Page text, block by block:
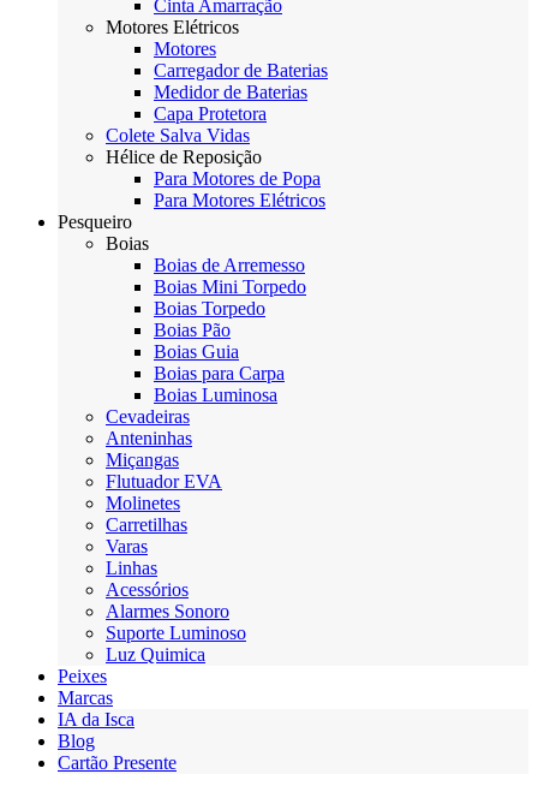
Cinta Amarração
Motores Elétricos
Motores
Carregador de Baterias
Medidor de Baterias
Capa Protetora
Colete Salva Vidas
Hélice de Reposição
Para Motores de Popa
Para Motores Elétricos
Pesqueiro
Boias
Boias de Arremesso
Boias Mini Torpedo
Boias Torpedo
Boias Pão
Boias Guia
Boias para Carpa
Boias Luminosa
Cevadeiras
Anteninhas
Miçangas
Flutuador EVA
Molinetes
Carretilhas
Varas
Linhas
Acessórios
Alarmes Sonoro
Suporte Luminoso
Luz Quimica
Peixes
Marcas
IA da Isca
Blog
Cartão Presente